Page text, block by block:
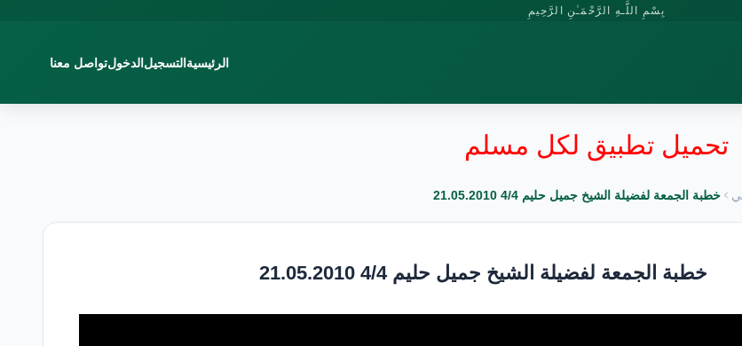
بِسْمِ اللَّـهِ الرَّحْمَـٰنِ الرَّحِيمِ
الرئيسية التسجيل الدخولتواصل معنا
تحميل تطبيق لكل مسلم
خطبة الجمعة لفضيلة الشيخ جميل حليم 4/4 21.05.2010
خطبة الجمعة لفضيلة الشيخ جميل حليم 4/4 21.05.2010